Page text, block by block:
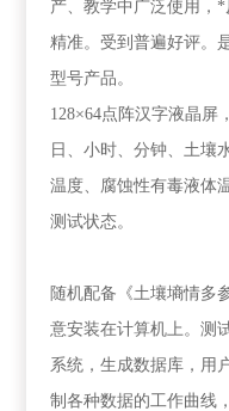
产、教学中广泛使用，
精准。受到普遍好评。
型号产品。
128×64点阵汉字液晶屏
日、小时、分钟、土壤
温度、腐蚀性有毒液体
测试状态。
随机配备《土壤墒情多
意安装在计算机上。测
系统，生成数据库，用
制各种数据的工作曲线